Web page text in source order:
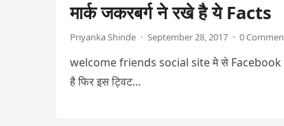
मार्क जकरबर्ग ने रखे है ये Facts
Priyanka Shinde · September 28, 2017 · 0
welcome friends social site मे से Facebook
है फिर इस ट्विट…